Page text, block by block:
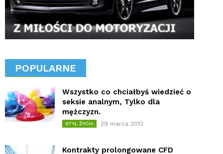
POPULARNE
Wszystko co chciałbyś wiedzieć o
seksie analnym, Tylko dla
mężczyzn.
STYL ŻYCIA 29 marca 2013
Kontrakty prolongowane CFD